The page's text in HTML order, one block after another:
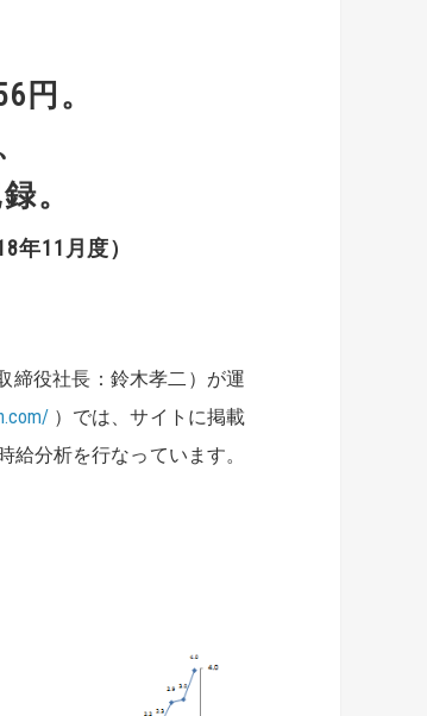
円。
。
年11月度）
締役社長：鈴木孝二）が運
）では、サイトに掲載
分析を行なっています。